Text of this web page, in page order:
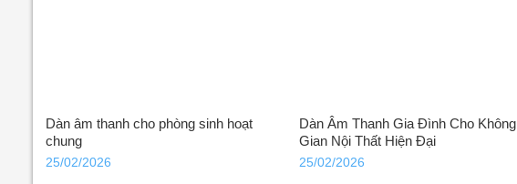
Dàn âm thanh cho phòng sinh hoạt
chung
25/02/2026
Dàn Âm Thanh Gia Đình Cho Không
Gian Nội Thất Hiện Đại
25/02/2026